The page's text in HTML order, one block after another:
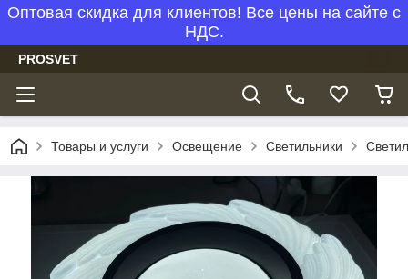
Оптовая скидка для клиентов! Все цены на сайте с
НДС.
PROSVET
Товары и услуги Освещение Светильники